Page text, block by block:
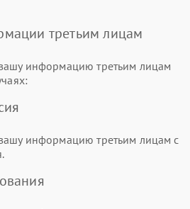
третьим лицам
информацию третьим лицам
информацию третьим лицам с